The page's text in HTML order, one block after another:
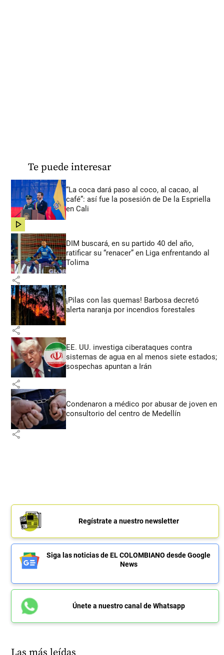
Te puede interesar
“La coca dará paso al coco, al cacao, al
café”: así fue la posesión de De la Espriella
en Cali
share
DIM buscará, en su partido 40 del año,
ratificar su “renacer” en Liga enfrentando al
Tolima
share
¡Pilas con las quemas! Barbosa decretó
alerta naranja por incendios forestales
share
EE. UU. investiga ciberataques contra
sistemas de agua en al menos siete estados;
sospechas apuntan a Irán
share
Condenaron a médico por abusar de joven en
consultorio del centro de Medellín
share
Regístrate a nuestro newsletter
Siga las noticias de EL COLOMBIANO desde Google
News
Únete a nuestro canal de Whatsapp